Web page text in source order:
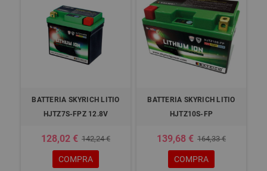
BATTERIA SKYRICH LITIO
HJTZ7S-FPZ 12.8V
128,02 € 142,24 €
COMPRA
BATTERIA SKYRICH LITIO
HJTZ10S-FP
139,68 € 164,33 €
COMPRA